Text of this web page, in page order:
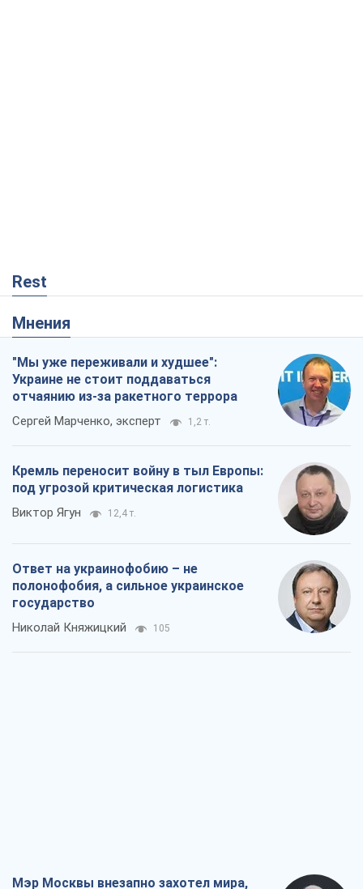
Rest
Мнения
"Мы уже переживали и худшее":
Украине не стоит поддаваться
отчаянию из-за ракетного террора
Сергей Марченко, эксперт 1,2 т.
Кремль переносит войну в тыл Европы:
под угрозой критическая логистика
Виктор Ягун 12,4 т.
Ответ на украинофобию – не
полонофобия, а сильное украинское
государство
Николай Княжицкий 105
Мэр Москвы внезапно захотел мира,